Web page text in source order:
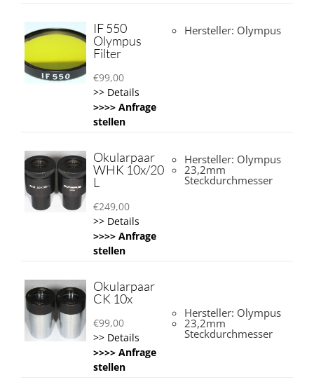
IF 550
Olympus
Filter
€99,00
>> Details
>>>> Anfrage
stellen
Hersteller: Olympus
Okularpaar
WHK 10x/20
L
€249,00
>> Details
>>>> Anfrage
stellen
Hersteller: Olympus
23,2mm
Steckdurchmesser
Okularpaar
CK 10x
€99,00
>> Details
>>>> Anfrage
stellen
Hersteller: Olympus
23,2mm
Steckdurchmesser